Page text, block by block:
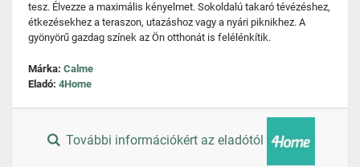
tesz. Élvezze a maximális kényelmet. Sokoldalú takaró tévézéshez,
étkezésekhez a teraszon, utazáshoz vagy a nyári piknikhez. A
gyönyörű gazdag színek az Ön otthonát is felélénkítik.
Márka: Calme
Eladó: 4Home
További információkért az eladótól